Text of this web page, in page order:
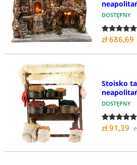
DOSTĘPNY
zł 686,69
Stoisko
DOSTĘPNY
zł 91,39